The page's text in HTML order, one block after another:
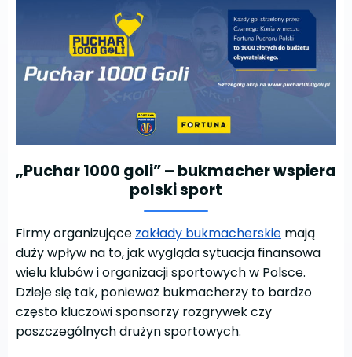
„Puchar 1000 goli” – bukmacher wspiera
polski sport
Firmy organizujące zakłady bukmacherskie mają
duży wpływ na to, jak wygląda sytuacja finansowa
wielu klubów i organizacji sportowych w Polsce.
Dzieje się tak, ponieważ bukmacherzy to bardzo
często kluczowi sponsorzy rozgrywek czy
poszczególnych drużyn sportowych.